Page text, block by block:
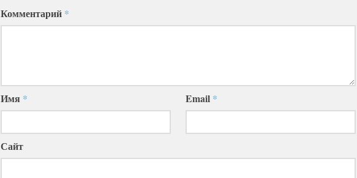
Комментарий *
Имя * Email *
Сайт